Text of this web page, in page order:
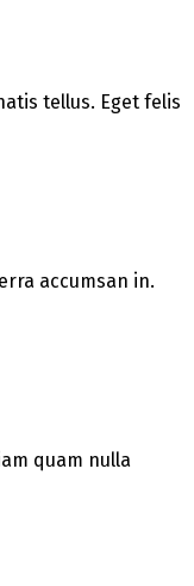
tellus. Eget felis
accumsan in.
quam nulla